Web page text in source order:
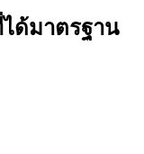
ด้มาตรฐาน